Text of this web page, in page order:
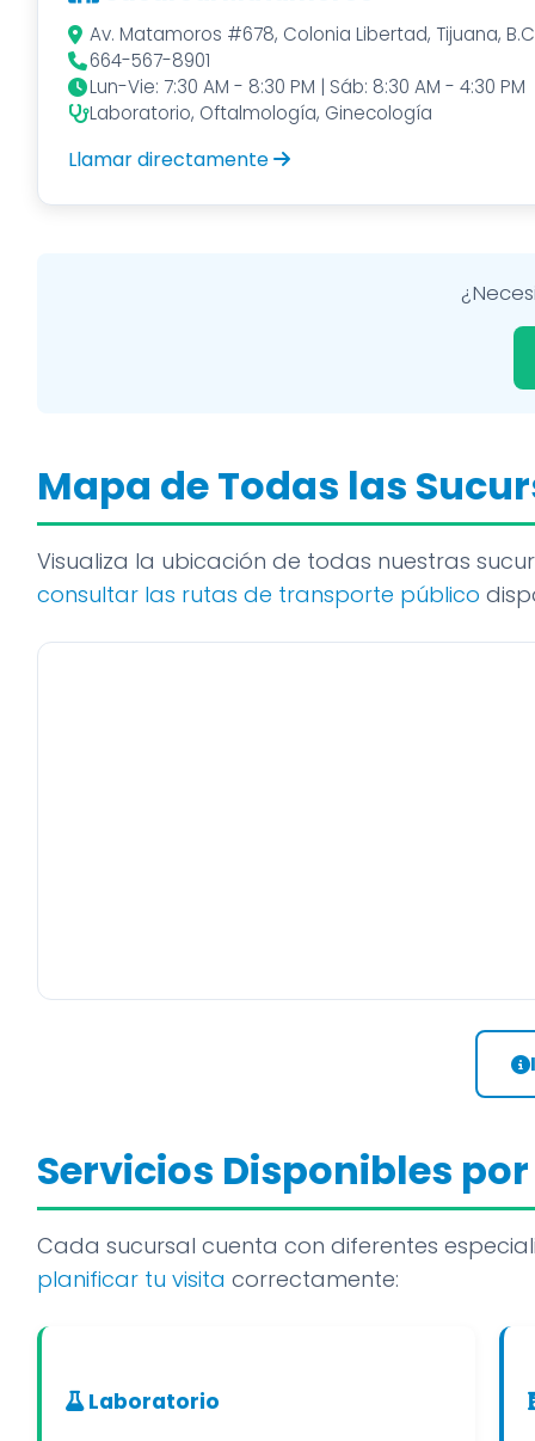
Av. Matamoros #678, Colonia Libertad, Tijuana,
664-567-8901
Lun-Vie: 7:30 AM - 8:30 PM | Sáb: 8:30 AM - 4:30 PM
Laboratorio, Oftalmología, Ginecología
Llamar directamente
Mapa de Todas las
Visualiza la ubicación de todas nuestras
consultar las rutas de transporte público
Servicios Disponibles
Cada sucursal cuenta con diferentes
planificar tu visita correctamente:
Laboratorio